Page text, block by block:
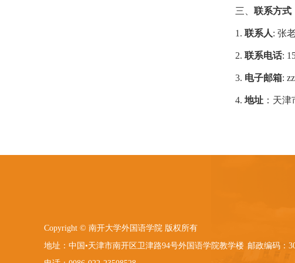
三、 联系方式
1. 联系人: 张
2. 联系电话:
3. 电子邮箱:
4. 地址 ：天
Copyright © 南开大学外国语学院 版权所有
地址：中国•天津市南开区卫津路94号外国语学院教学楼 邮政编码：